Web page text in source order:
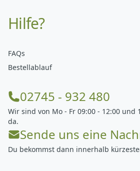
Hilfe?
FAQs
Bestellablauf
02745 - 932 480
Wir sind von Mo - Fr 09:00 - 12:00 und
da.
Sende uns eine
Du bekommst dann innerhalb